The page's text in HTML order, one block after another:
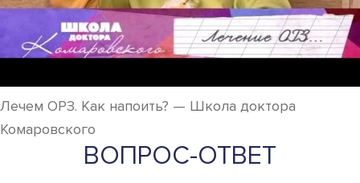
Лечем ОРЗ. Как напоить? — Школа доктора
Комаровского
ВОПРОС-ОТВЕТ